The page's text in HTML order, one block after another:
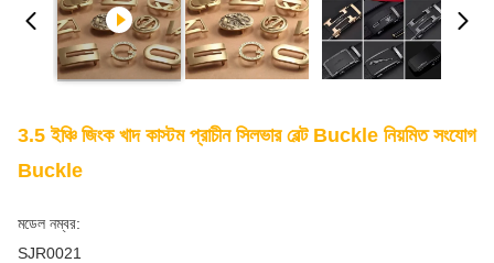
3.5 ইঞ্চি জিংক খাদ কাস্টম প্রাচীন সিলভার বেল্ট Buckle নিয়মিত সংযোগ
Buckle
মডেল নম্বর:
SJR0021